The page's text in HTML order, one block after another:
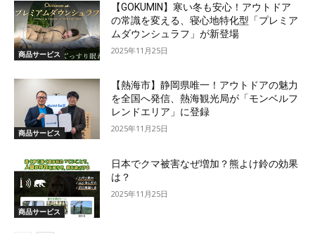
商品サービス
【GOKUMIN】寒い冬も安心！アウトドア
の常識を変える、寝心地特化型「プレミア
ムダウンシュラフ」が新登場
2025年11月25日
商品サービス
【熱海市】静岡県唯一！アウトドアの魅力
を全国へ発信、熱海観光局が「モンベルフ
レンドエリア」に登録
2025年11月25日
商品サービス
日本でクマ被害なぜ増加？熊よけ鈴の効果
は？
2025年11月25日